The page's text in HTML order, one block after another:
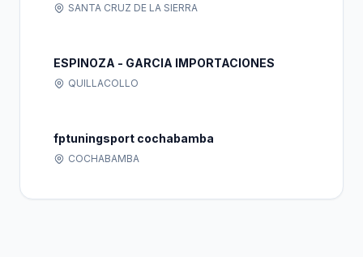
SANTA CRUZ DE LA SIERRA
ESPINOZA - GARCIA IMPORTACIONES
QUILLACOLLO
fptuningsport cochabamba
COCHABAMBA